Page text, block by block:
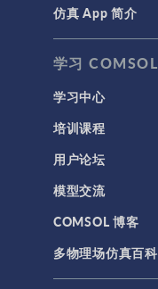
仿真 App 简介
学习 COMSOL
学习中心
培训课程
用户论坛
模型交流
COMSOL 博客
多物理场仿真百科